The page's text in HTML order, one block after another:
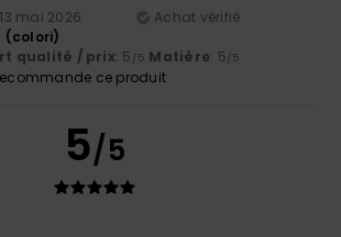
13 mai 2026
Achat vérifié
(colori)
qualité / prix: 5 /5 Matière: 5/5
ce produit
5/5